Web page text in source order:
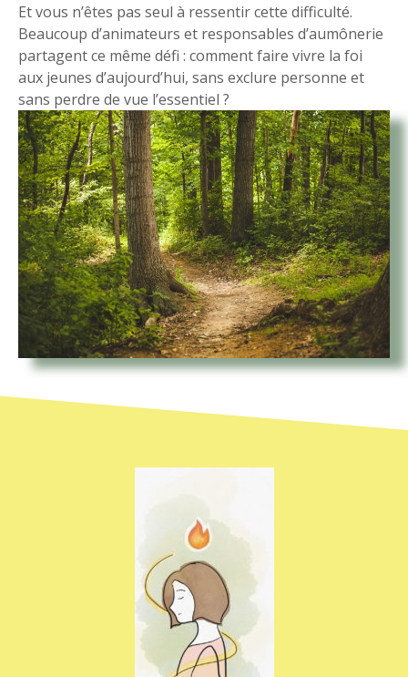
Et vous n’êtes pas seul à ressentir cette difficulté.
Beaucoup d’animateurs et responsables d’aumônerie
partagent ce même défi : comment faire vivre la foi
aux jeunes d’aujourd’hui, sans exclure personne et
sans perdre de vue l’essentiel ?